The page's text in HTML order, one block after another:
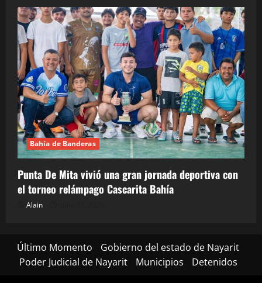
Bahía de Banderas
Punta De Mita vivió una gran jornada deportiva con
el torneo relámpago Cascarita Bahía
Alain
Último Momento
Gobierno del estado de Nayarit
Poder Judicial de Nayarit
Municipios Detenidos